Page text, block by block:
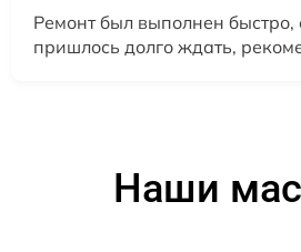
Ремонт был выполнен быстро,
пришлось долго ждать,
Наши